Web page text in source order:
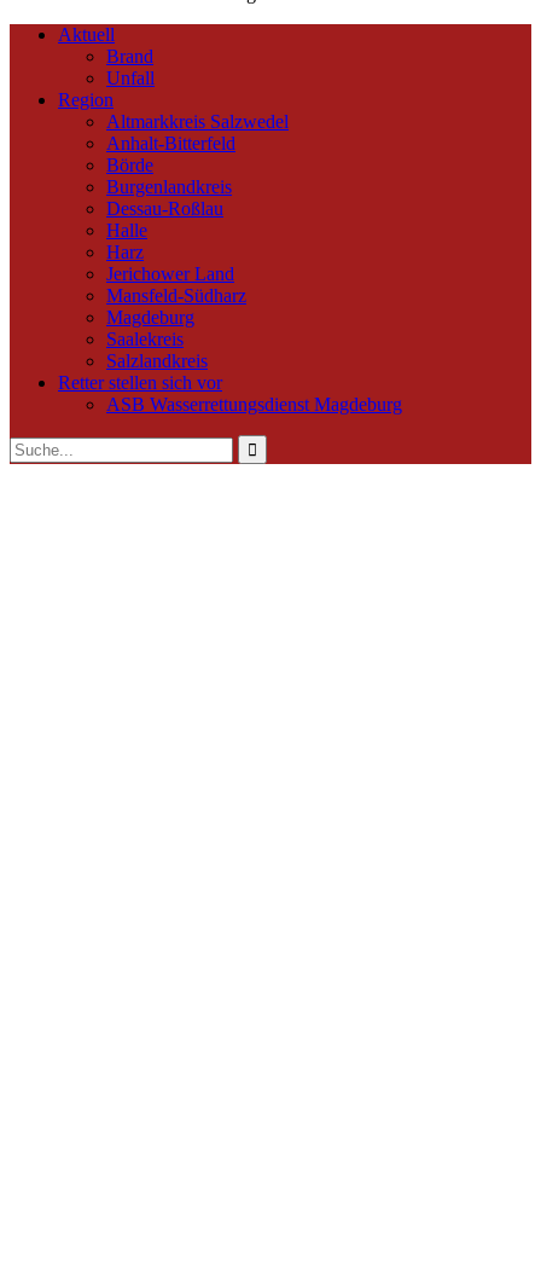
Aktuell
Brand
Unfall
Region
Altmarkkreis Salzwedel
Anhalt-Bitterfeld
Börde
Burgenlandkreis
Dessau-Roßlau
Halle
Harz
Jerichower Land
Mansfeld-Südharz
Magdeburg
Saalekreis
Salzlandkreis
Retter stellen sich vor
ASB Wasserrettungsdienst Magdeburg